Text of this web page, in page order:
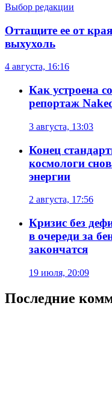
Выбор редакции
Оттащите ее от
выхухоль
4 августа, 16:16
Как устроена
репортаж
3 августа, 13:03
Конец
космологи
энергии
2 августа, 17:56
Кризис без
в очереди за
закончатся
19 июля, 20:09
Последние